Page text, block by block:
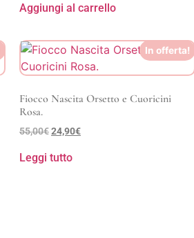
Aggiungi al carrello
In offerta!
Fiocco Nascita Orsetto e Cuoricini
Rosa.
55,00€24,90€
Leggi tutto